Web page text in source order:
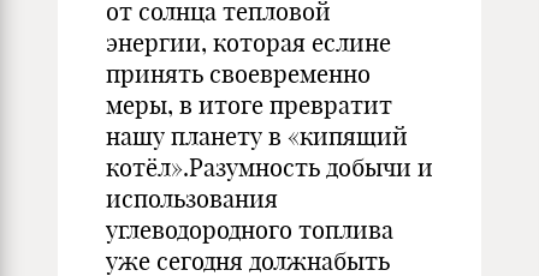
от солнца тепловой
энергии, которая еслине
принять своевременно
меры, в итоге превратит
нашу планету в «кипящий
котёл».Разумность добычи и
использования
углеводородного топлива
уже сегодня должнабыть